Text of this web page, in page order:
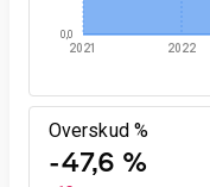
2021 2022
0,0
Overskud %
-47,6 %